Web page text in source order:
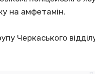
на амфетамін.
Черкаського